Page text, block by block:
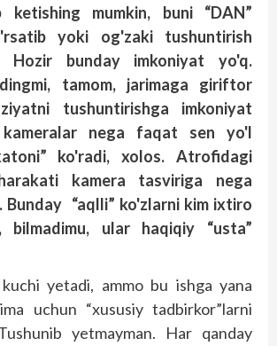
ketishing mumkin, buni “DAN”
yoki og'zaki tushuntirish
Hozir bunday imkoniyat yo'q.
tamom, jarimaga giriftor
tushuntirishga imkoniyat
nega faqat sen yo'l
ko'radi, xolos. Atrofidagi
kamera tasviriga nega
Bunday “aqlli” ko'zlarni kim ixtiro
bilmadimu, ular haqiqiy “usta”
yetadi, ammo bu ishga yana
uchun “xususiy tadbirkor”larni
yetmayman. Har qanday